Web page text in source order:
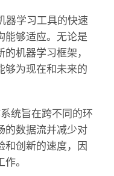
器学习工具的快速
能够适应。无论是
机器学习框架，
够为现在和未来的
统旨在跨不同的环
的数据流并减少对
和创新的速度，因
。